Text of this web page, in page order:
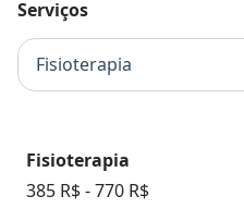
Serviços
Fisioterapia
Fisioterapia
385 R$ - 770 R$